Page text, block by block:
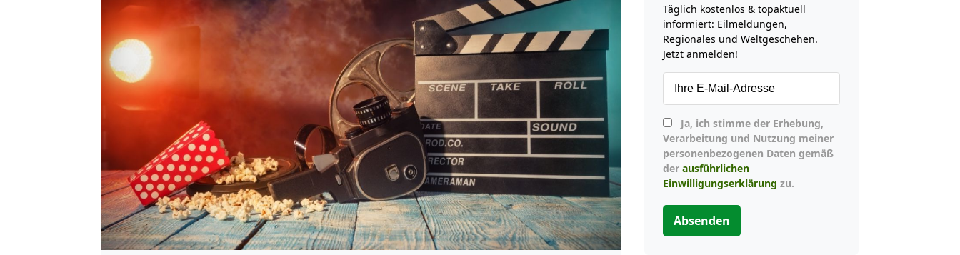
Täglich kostenlos & topaktuell
informiert: Eilmeldungen,
Regionales und Weltgeschehen.
Jetzt anmelden!
Verarbeitung und Nutzung meiner
personenbezogenen Daten gemäß
der ausführlichen
Einwilligungserklärung zu.
Absenden